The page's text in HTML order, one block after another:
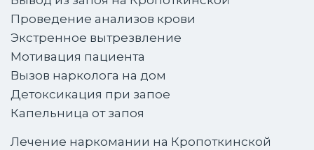
Проведение анализов крови
Экстренное вытрезвление
Мотивация пациента
Вызов нарколога на дом
Детоксикация при запое
Капельница от запоя
Лечение наркомании на Кропоткинской